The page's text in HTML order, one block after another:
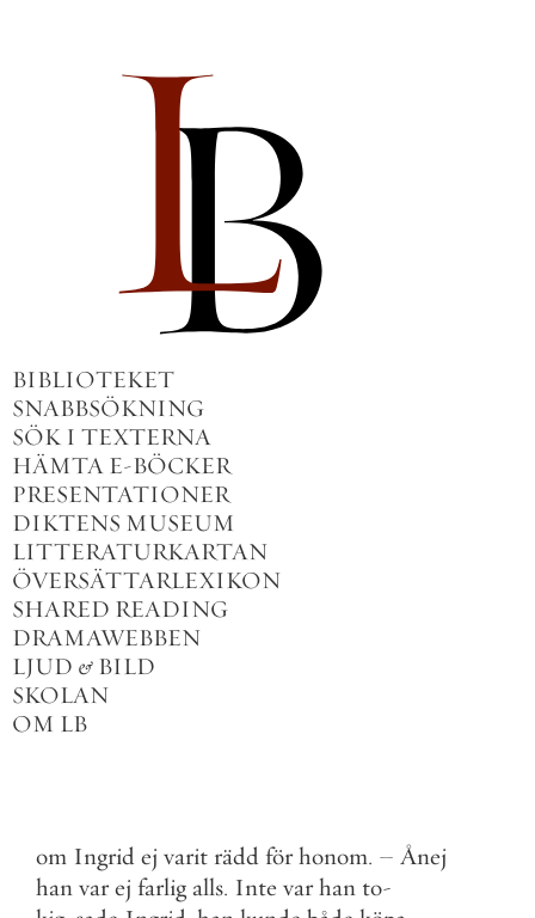
BIBLIOTEKET
SNABBSÖKNING
SÖK I TEXTERNA
HÄMTA E-BÖCKER
PRESENTATIONER
DIKTENS MUSEUM
LITTERATURKARTAN
ÖVERSÄTTARLEXIKON
SHARED READING
DRAMAWEBBEN
LJUD & BILD
SKOLAN
OM LB
om Ingrid ej varit rädd för honom. – Ånej
han var ej farlig alls. Inte var han to-